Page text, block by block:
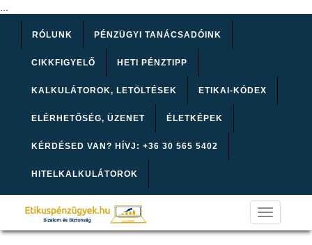
...
RÓLUNK PÉNZÜGYI TANÁCSADÓINK
CIKKFIGYELŐ HETI PÉNZTIPP
KALKULÁTOROK, LETÖLTÉSEK ETIKAI-KÓDEX
ELÉRHETŐSÉG, ÜZENET ÉLETKÉPEK
KÉRDÉSED VAN? HÍVJ: +36 30 565 5402
HITELKALKULÁTOROK
Toggle
navigation